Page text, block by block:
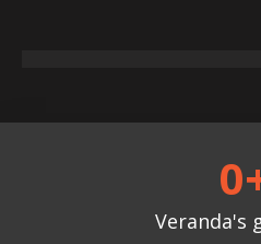
0
Veranda's